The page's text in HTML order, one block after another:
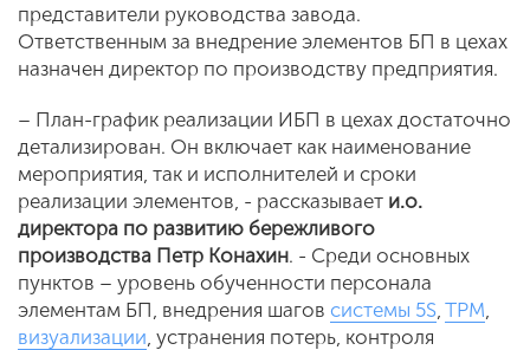
представители руководства завода.
Ответственным за внедрение элементов БП в цехах
назначен директор по производству предприятия.
– План-график реализации ИБП в цехах достаточно
детализирован. Он включает как наименование
мероприятия, так и исполнителей и сроки
реализации элементов, - рассказывает и.о.
директора по развитию бережливого
производства Петр Конахин. - Среди основных
пунктов – уровень обученности персонала
элементам БП, внедрения шагов системы 5S TPM
визуализации , устранения потерь, контроля